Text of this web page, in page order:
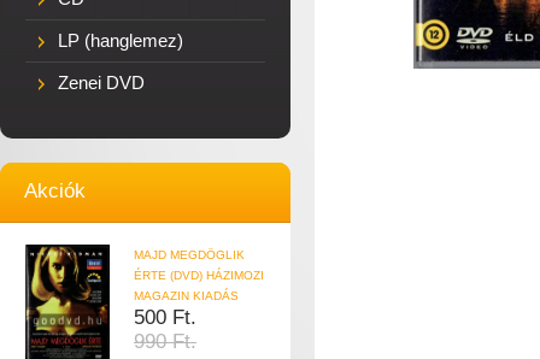
LP (hanglemez)
Zenei DVD
Akciók
MAJD MEGDÖGLIK
ÉRTE (DVD) HÁZIMOZI
MAGAZIN KIADÁS
500 Ft.
990 Ft.